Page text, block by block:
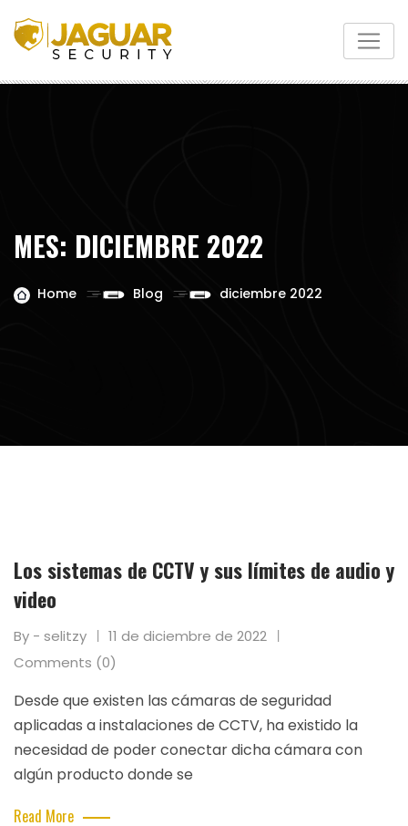
to
content
MES: DICIEMBRE 2022
Home Blog diciembre 2022
Los sistemas de CCTV y sus límites de audio y
video
By - selitzy
11 de diciembre de 2022
Comments (0)
Desde que existen las cámaras de seguridad
aplicadas a instalaciones de CCTV, ha existido la
necesidad de poder conectar dicha cámara con
algún producto donde se
Read More